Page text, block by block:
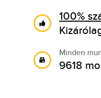
100%
Minden
9618